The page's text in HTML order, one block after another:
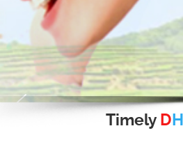
Timely DH